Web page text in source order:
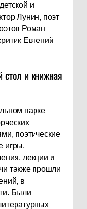
и
Лунин, поэт
Роман
Евгений
стол и книжная
парке
поэтические
игры,
лекции и
также прошли
в
Были